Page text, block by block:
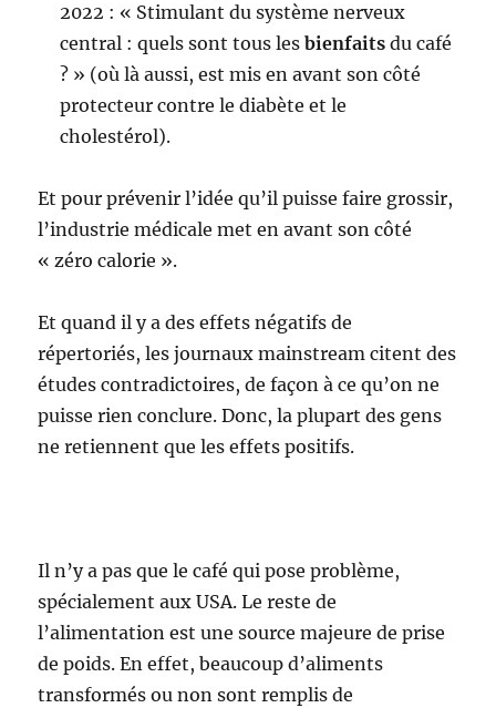
2022 : « Stimulant du système nerveux
central : quels sont tous lesbienfaits du café
? » (où là aussi, est mis en avant son côté
protecteur contre le diabète et le
cholestérol).
Et pour prévenir l’idée qu’il puisse faire grossir,
l’industrie médicale met en avant son côté
« zéro calorie ».
Et quand il y a des effets négatifs de
répertoriés, les journaux mainstream citent des
études contradictoires, de façon à ce qu’on ne
puisse rien conclure. Donc, la plupart des gens
ne retiennent que les effets positifs.
Il n’y a pas que le café qui pose problème,
spécialement aux USA. Le reste de
l’alimentation est une source majeure de prise
de poids. En effet, beaucoup d’aliments
transformés ou non sont remplis de